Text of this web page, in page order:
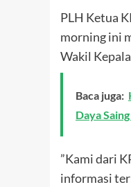
PLH Ketua
morning ini
Wakil
Baca juga:
Daya
”Kami dari
informasi